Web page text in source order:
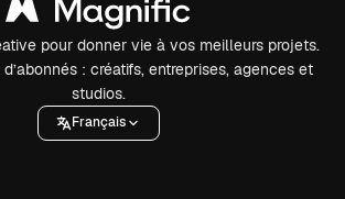
pour donner vie à vos meilleurs projets.
: créatifs, entreprises, agences et
studios.
Français